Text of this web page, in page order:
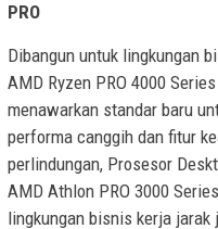
PRO
Dibangun untuk lingkungan
AMD Ryzen PRO 4000
menawarkan standar baru
performa canggih dan fitur
perlindungan, Prosesor
AMD Athlon PRO 3000
lingkungan bisnis kerja